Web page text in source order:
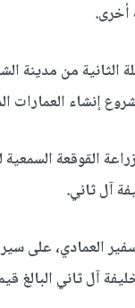
من مدينة
إنشاء العمارات
القوقعة السمعية
آل ثاني.
العمادي، على